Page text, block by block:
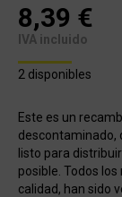
8,39 €
IVA incluido
2 disponibles
Este es un
descontaminado,
listo para
posible. Todos
calidad, han sido